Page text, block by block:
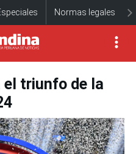
Normas legales
triunfo de la